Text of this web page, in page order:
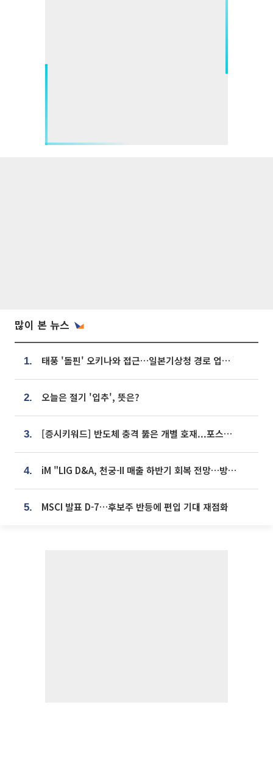
많이 본 뉴스
1. 태풍 '돌핀' 오키나와 접근…일본기상청 경로 업데이트
2. 오늘은 절기 '입추', 뜻은?
3. [증시키워드] 반도체 충격 뚫은 개별 호재...포스코퓨처엠·에코프로·한화솔루션 '눈길'
4. iM "LIG D&A, 천궁-II 매출 하반기 회복 전망…방산 톱픽 유지"
5. MSCI 발표 D-7…후보주 반등에 편입 기대 재점화